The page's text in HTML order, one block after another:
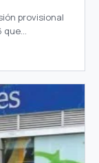
provisional
que…